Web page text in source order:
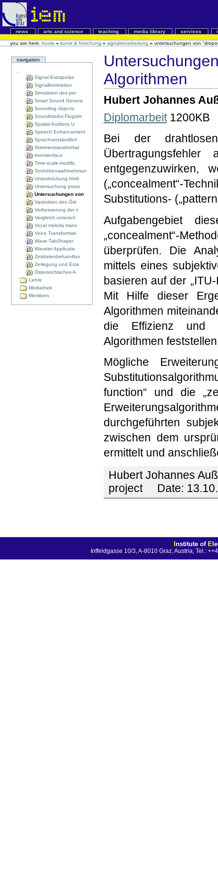
news arts and science teaching media library services
you are here: home » kunst & forschung » signalverarbeitung » untersuchungen von
navigation
Signal Extrapolati
Signalkorrelation
Simulation des per
Smart Sound Genera
Sounding objects:
Soundmodul Flugsim
Spatial Auditory U
Speech Enhancement
Sprachverständlich
Stimmentransformat
thermenface
Time-scale-modific
Tonhöhenwahrnehmun
Unterdrückung hörb
Untersuchung proso
Untersuchungen von
Varietäten des Öst
Verbesserung der v
Vergleich untersch
Vocal melody trans
Voice Transformati
Wave-TabShaper
Wavelet Applicatio
Zeitdatenbehandlun
Zerlegung und Erze
Österreichisches A
Lehre
Mediathek
Members
Algorithmen
Hubert Johannes
Diplomarbeit1200KB
Bei der
Übertragungsfehler
entgegenzuwirken,
(„concealment“-
Substitutions-
Aufgabengebiet
„concealment“-
überprüfen. Die
mittels eines
basieren auf der
Mit Hilfe dieser
Algorithmen
die Effizienz und
Algorithmen
Mögliche
function“ und die
durchgeführten
zwischen dem
ermittelt und
Hubert Johannes
project
Date:
Institute of E
Inffeldgasse 10/3, A-8010 Graz, Austria; Tel.: